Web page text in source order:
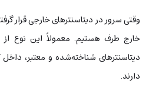
وقتی سرور در دیتاسنترهای خارجی قرار
خارج طرف هستیم. معمولاً این نوع از
دیتاسنترهای شناخته‌شده و معتبر، داخل
دارند.